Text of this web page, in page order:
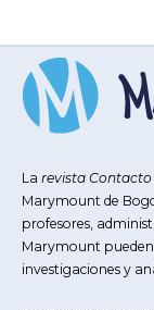
La revista
Marymount de
profesores,
Marymount
investigaciones y